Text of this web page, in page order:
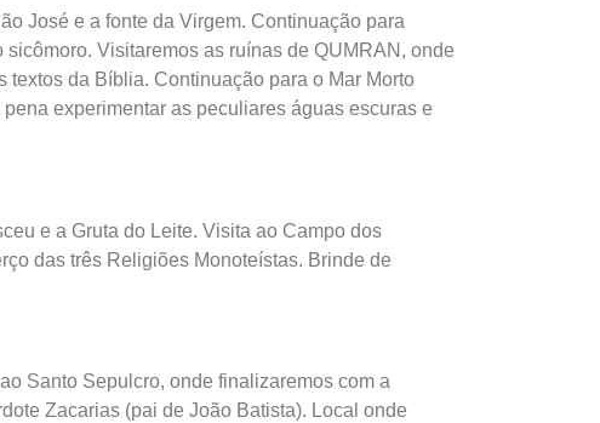
José e a fonte da Virgem. Continuação para
Visitaremos as ruínas de QUMRAN, onde
da Bíblia. Continuação para o Mar Morto
experimentar as peculiares águas escuras e
e a Gruta do Leite. Visita ao Campo dos
das três Religiões Monoteístas. Brinde de
Santo Sepulcro, onde finalizaremos com a
Zacarias (pai de João Batista). Local onde